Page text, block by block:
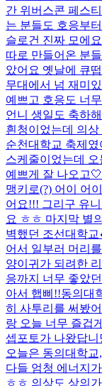
간 위버스콘 페스
는 분들도 호응부
슬로건 진짜 모에
따로 만들어온 분
았어요 옛날에 큐
무대에서 넘 재미
예쁘고 호응도 너
언니 생일도 축하
흰청이었는데 의
순천대학교 축제
스케줄이었는데
예쁘게 잘 나오고
맹키로(?) 어이 어
어요!!! 그리구 유
요 ㅎㅎ 마지막 별
벽했던 조선대학
어서 일부러 머리
양이귀가 되려한
응까지 너무 좋았
아서 햅삐!!동의대
히 사투리를 써봤
랑 오늘 너무 즐겁
셉포토가 나왔답니
오늘은 동의대학
다들 엄청 에너지
ㅎㅎ 의상도 상의